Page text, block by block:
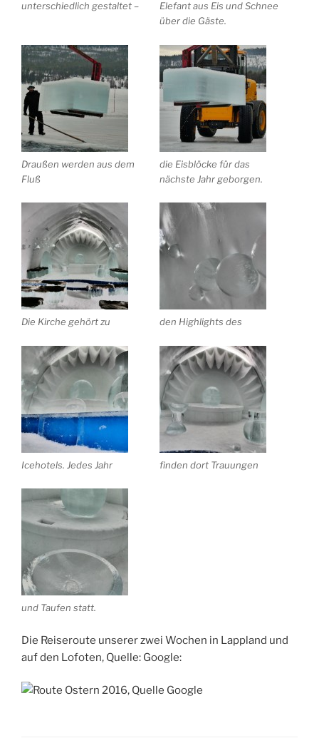
unterschiedlich gestaltet –
Elefant aus Eis und Schnee
über die Gäste.
Draußen werden aus dem
Fluß
die Eisblöcke für das
nächste Jahr geborgen.
Die Kirche gehört zu den Highlights des
Icehotels. Jedes Jahr finden dort Trauungen
und Taufen statt.
Die Reiseroute unserer zwei Wochen in Lappland und
auf den Lofoten, Quelle: Google: